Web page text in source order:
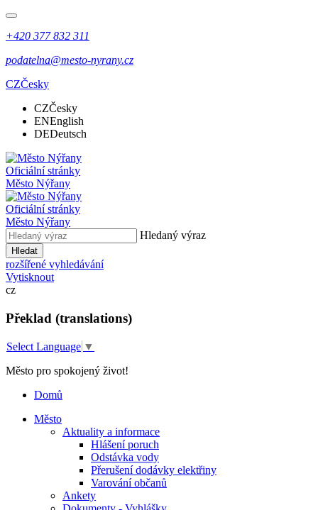
+420 377 832 311
podatelna@mesto-nyrany.cz
CZČesky
CZČesky
ENEnglish
DEDeutsch
Oficiální stránky
Město Nýřany
Oficiální stránky
Město Nýřany
Hledaný výraz
Hledat
rozšířené vyhledávání
Vytisknout
cz
Překlad (translations)
Select Language ▼
Město pro spokojený život!
Domů
Město
Aktuality a informace
Hlášení poruch
Odstávka vody
Přerušení dodávky elektřiny
Varování občanů
Ankety